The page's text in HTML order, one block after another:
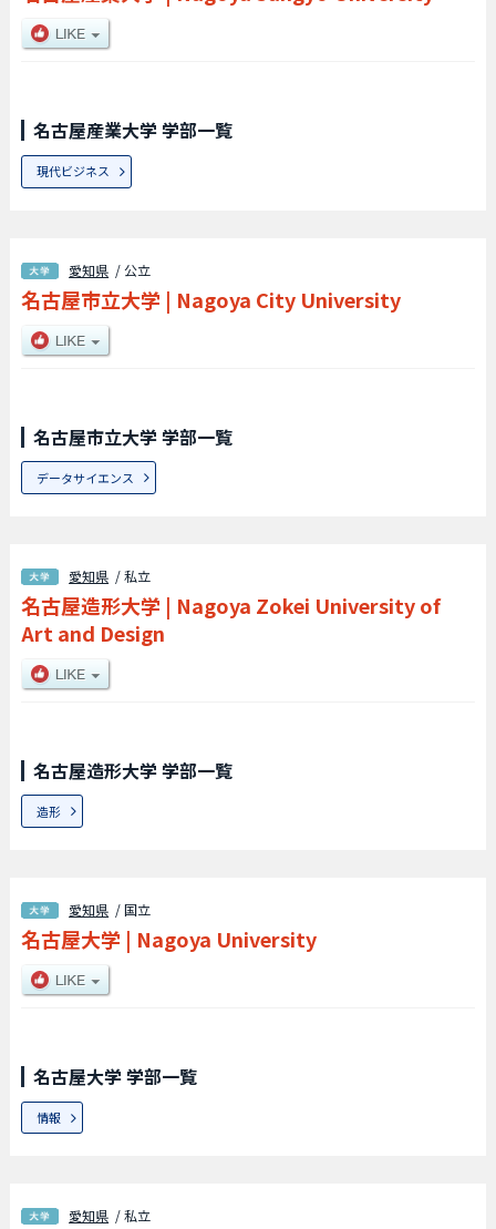
名古屋産業大学 学部一覧
現代ビジネス
愛知県 / 公立
名古屋市立大学 | Nagoya City University
名古屋市立大学 学部一覧
データサイエンス
愛知県 / 私立
名古屋造形大学 | Nagoya Zokei University of
Art and Design
名古屋造形大学 学部一覧
造形
愛知県 / 国立
名古屋大学 | Nagoya University
名古屋大学 学部一覧
情報
愛知県 / 私立